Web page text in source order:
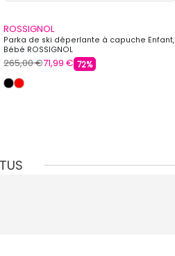
ROSSIGNOL
Parka de ski déperlante à capuche Enfant,
Bébé ROSSIGNOL
265,00 €71,99 € 72%